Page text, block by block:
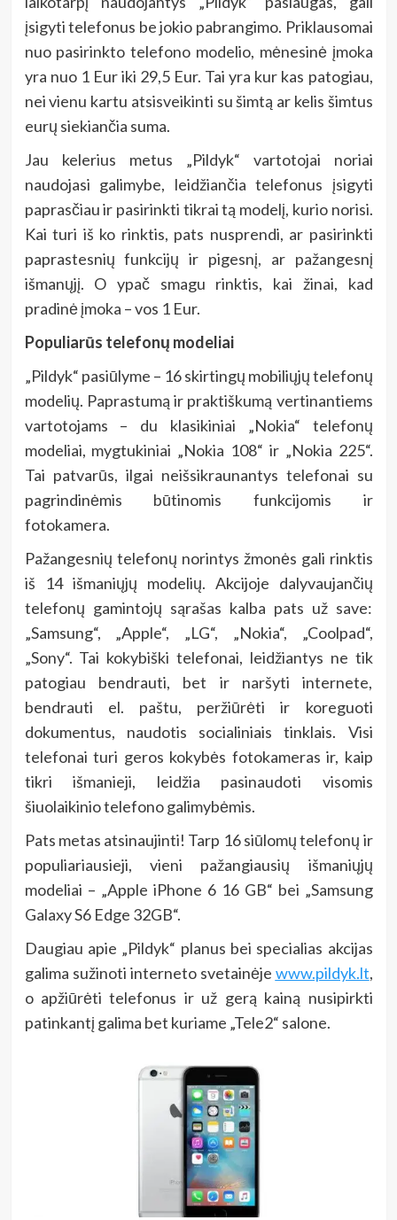
įsigyti telefonus be jokio pabrangimo. Priklausomai
nuo pasirinkto telefono modelio, mėnesinė įmoka
yra nuo 1 Eur iki 29,5 Eur. Tai yra kur kas patogiau,
nei vienu kartu atsisveikinti su šimtą ar kelis šimtus
eurų siekiančia suma.
Jau kelerius metus „Pildyk“ vartotojai noriai
naudojasi galimybe, leidžiančia telefonus įsigyti
paprasčiau ir pasirinkti tikrai tą modelį, kurio norisi.
Kai turi iš ko rinktis, pats nusprendi, ar pasirinkti
paprastesnių funkcijų ir pigesnį, ar pažangesnį
išmanųjį. O ypač smagu rinktis, kai žinai, kad
pradinė įmoka – vos 1 Eur.
Populiarūs telefonų modeliai
„Pildyk“ pasiūlyme – 16 skirtingų mobiliųjų telefonų
modelių. Paprastumą ir praktiškumą vertinantiems
vartotojams – du klasikiniai „Nokia“ telefonų
modeliai, mygtukiniai „Nokia 108“ ir „Nokia 225“.
Tai patvarūs, ilgai neišsikraunantys telefonai su
pagrindinėmis būtinomis funkcijomis ir
fotokamera.
Pažangesnių telefonų norintys žmonės gali rinktis
iš 14 išmaniųjų modelių. Akcijoje dalyvaujančių
telefonų gamintojų sąrašas kalba pats už save:
„Samsung“, „Apple“, „LG“, „Nokia“, „Coolpad“,
„Sony“. Tai kokybiški telefonai, leidžiantys ne tik
patogiau bendrauti, bet ir naršyti internete,
bendrauti el. paštu, peržiūrėti ir koreguoti
dokumentus, naudotis socialiniais tinklais. Visi
telefonai turi geros kokybės fotokameras ir, kaip
tikri išmanieji, leidžia pasinaudoti visomis
šiuolaikinio telefono galimybėmis.
Pats metas atsinaujinti! Tarp 16 siūlomų telefonų ir
populiariausieji, vieni pažangiausių išmaniųjų
modeliai – „Apple iPhone 6 16 GB“ bei „Samsung
Galaxy S6 Edge 32GB“.
Daugiau apie „Pildyk“ planus bei specialias akcijas
galima sužinoti interneto svetainėje www.pildyk.lt,
o apžiūrėti telefonus ir už gerą kainą nusipirkti
patinkantį galima bet kuriame „Tele2“ salone.